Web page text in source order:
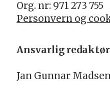
Org. nr: 971 273 755
Personvern og
Ansvarlig redaktør
Jan Gunnar Madsen